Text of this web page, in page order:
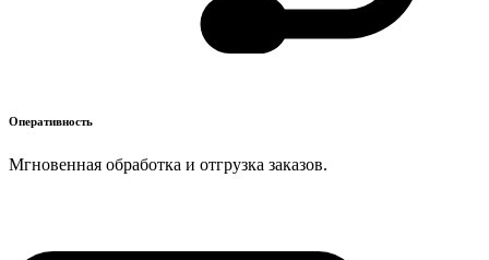
Оперативность
Мгновенная обработка и отгрузка заказов.